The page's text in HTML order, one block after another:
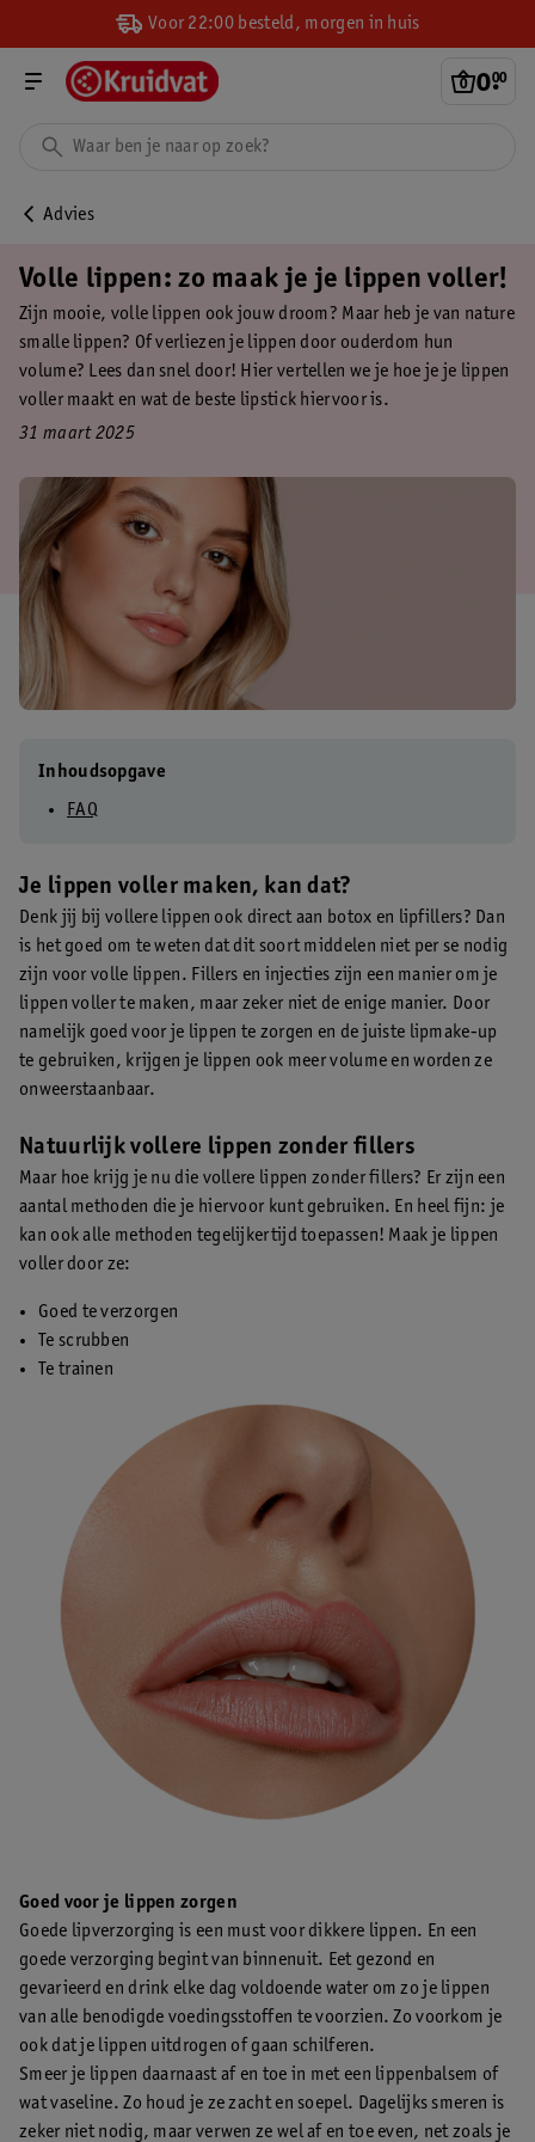
Voor 22:00 besteld, morgen in huis
0.
00
Advies
Volle lippen: zo maak je je lippen voller!
Zijn mooie, volle lippen ook jouw droom? Maar heb je van nature
smalle lippen? Of verliezen je lippen door ouderdom hun
volume? Lees dan snel door! Hier vertellen we je hoe je je lippen
voller maakt en wat de beste lipstick hiervoor is.
31 maart 2025
Inhoudsopgave
FAQ
Je lippen voller maken, kan dat?
Denk jij bij vollere lippen ook direct aan botox en lipfillers? Dan
is het goed om te weten dat dit soort middelen niet per se nodig
zijn voor volle lippen. Fillers en injecties zijn een manier om je
lippen voller te maken, maar zeker niet de enige manier. Door
namelijk goed voor je lippen te zorgen en de juiste lipmake-up
te gebruiken, krijgen je lippen ook meer volume en worden ze
onweerstaanbaar.
Natuurlijk vollere lippen zonder fillers
Maar hoe krijg je nu die vollere lippen zonder fillers? Er zijn een
aantal methoden die je hiervoor kunt gebruiken. En heel fijn: je
kan ook alle methoden tegelijkertijd toepassen! Maak je lippen
voller door ze:
Goed te verzorgen
Te scrubben
Te trainen
Goed voor je lippen zorgen
Goede lipverzorging is een must voor dikkere lippen. En een
goede verzorging begint van binnenuit. Eet gezond en
gevarieerd en drink elke dag voldoende water om zo je lippen
van alle benodigde voedingsstoffen te voorzien. Zo voorkom je
ook dat je lippen uitdrogen of gaan schilferen.
Smeer je lippen daarnaast af en toe in met een lippenbalsem of
wat vaseline. Zo houd je ze zacht en soepel. Dagelijks smeren is
zeker niet nodig, maar verwen ze wel af en toe even, net zoals je